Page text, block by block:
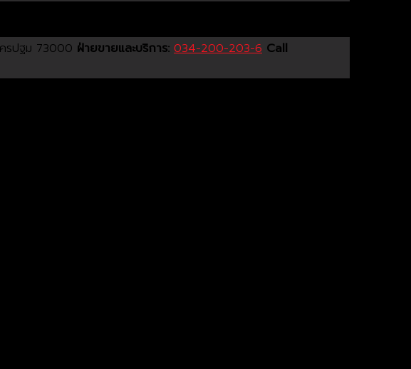
ครปฐม 73000 ฝ่ายขายและบริการ: 034-200-203-6 Call